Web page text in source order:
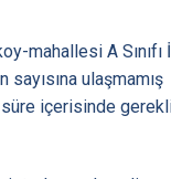
mahallesi A Sınıfı
ulaşmamış
süre içerisinde